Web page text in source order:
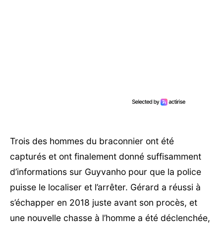
Trois des hommes du braconnier ont été
capturés et ont finalement donné suffisamment
d’informations sur Guyvanho pour que la police
puisse le localiser et l’arrêter. Gérard a réussi à
s’échapper en 2018 juste avant son procès, et
une nouvelle chasse à l’homme a été déclenchée,